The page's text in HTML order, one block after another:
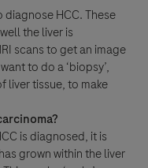
HCC. These
the liver is
scans to get an image
to do a ‘biopsy’,
liver tissue, to make
is diagnosed, it is
grown within the liver